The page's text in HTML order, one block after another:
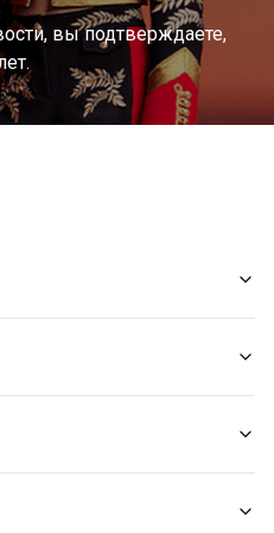
вы подтверждаете,
лиц